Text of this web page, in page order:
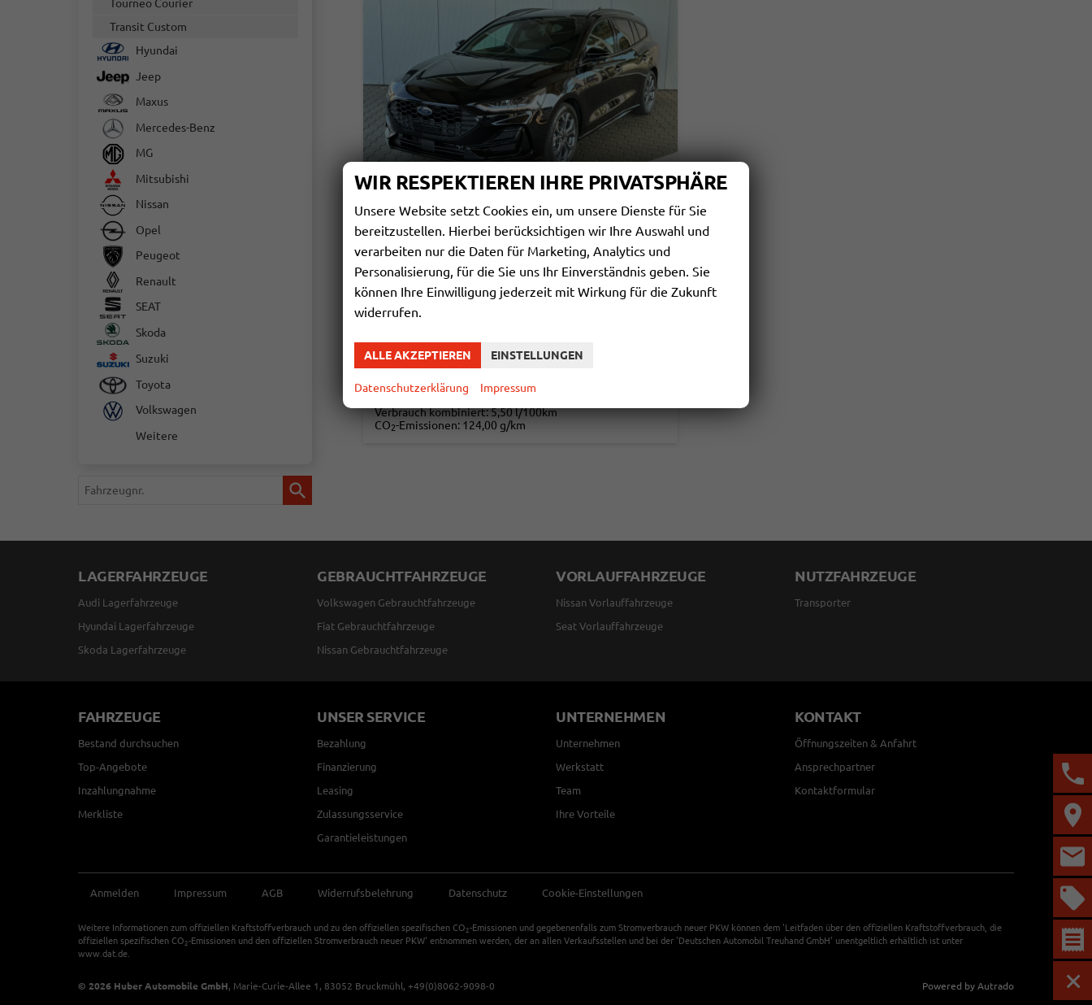
FORD FOCUS TURNIER
ST LINE X 1.0 7AT / WINTERPAKET PDC V&H + KAMERA LED KURVENLICHT ALU 17"
sofort lieferbar Fahrzeug mit Tageszulassung
114601
Kraftstoff Hybrid Benzin
01.11.2025
26.000,– €
incl. 19% MwSt.
Verbrauch kombiniert:5,50 l/100km
CO2-Emissionen: 124,00 g/km
Tourneo Courier
Transit Custom
Hyundai
Jeep
Maxus
Mercedes-Benz
MG
Mitsubishi
Nissan
Opel
Peugeot
Renault
SEAT
Skoda
Suzuki
Toyota
Volkswagen
Weitere
Fahrzeugnr.
LAGERFAHRZEUGE
Audi Lagerfahrzeuge
Hyundai Lagerfahrzeuge
Skoda Lagerfahrzeuge
GEBRAUCHTFAHRZEUGE
Volkswagen Gebrauchtfahrzeuge
Fiat Gebrauchtfahrzeuge
Nissan Gebrauchtfahrzeuge
VORLAUFFAHRZEUGE
Nissan Vorlauffahrzeuge
Seat Vorlauffahrzeuge
NUTZFAHRZEUGE
Transporter
FAHRZEUGE
Bestand durchsuchen
Top-Angebote
Inzahlungnahme
Merkliste
UNSER SERVICE
Bezahlung
Finanzierung
Leasing
Zulassungsservice
Garantieleistungen
UNTERNEHMEN
Unternehmen
Werkstatt
Team
Ihre Vorteile
KONTAKT
Öffnungszeiten & Anfahrt
Ansprechpartner
Kontaktformular
Anmelden Impressum AGB Widerrufsbelehrung Datenschutz Cookie-Einstellungen
Weitere Informationen zum offiziellen Kraftstoffverbrauch und zu den offiziellen spezifischen CO 2-Emissionen und gegebenenfalls zum Stromverbrauch neuer PKW können dem 'Leitfaden über den offiziellen Kraftstoffverbrauch, die
offiziellen spezifischen CO 2-Emissionen und den offiziellen Stromverbrauch neuer PKW' entnommen werden, der an allen Verkaufsstellen und bei der 'Deutschen Automobil Treuhand GmbH' unentgeltlich erhältlich ist unter
www.dat.de.
© 2026 Huber Automobile GmbH Marie-Curie-Allee 1 83052 Bruckmühl, +49(0)8062-9098-0 Powered by Autrado
WIR RESPEKTIEREN IHRE PRIVATSPHÄRE
Unsere Website setzt Cookies ein, um unsere Dienste für Sie
bereitzustellen. Hierbei berücksichtigen wir Ihre Auswahl und
verarbeiten nur die Daten für Marketing, Analytics und
Personalisierung, für die Sie uns Ihr Einverständnis geben. Sie
können Ihre Einwilligung jederzeit mit Wirkung für die Zukunft
widerrufen.
ALLE AKZEPTIEREN EINSTELLUNGEN
Datenschutzerklärung Impressum